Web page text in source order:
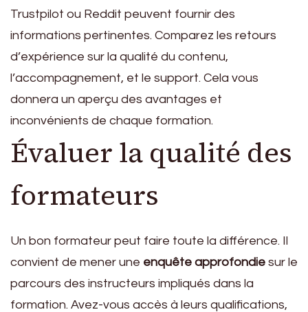
Trustpilot ou Reddit peuvent fournir des
informations pertinentes. Comparez les retours
d’expérience sur la qualité du contenu,
l’accompagnement, et le support. Cela vous
donnera un aperçu des avantages et
inconvénients de chaque formation.
Évaluer la qualité des
formateurs
Un bon formateur peut faire toute la différence. Il
convient de mener une enquête approfondie sur le
parcours des instructeurs impliqués dans la
formation. Avez-vous accès à leurs qualifications,